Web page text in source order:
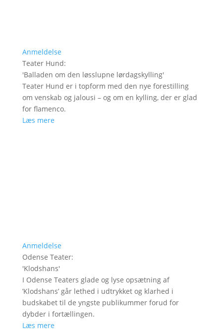
Anmeldelse
Teater Hund:
'Balladen om den løsslupne lørdagskylling'
Teater Hund er i topform med den nye forestilling
om venskab og jalousi – og om en kylling, der er glad
for flamenco.
Læs mere
Anmeldelse
Odense Teater:
'Klodshans'
I Odense Teaters glade og lyse opsætning af
’Klodshans’ går lethed i udtrykket og klarhed i
budskabet til de yngste publikummer forud for
dybder i fortællingen.
Læs mere